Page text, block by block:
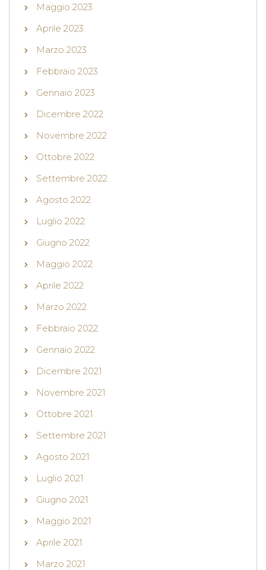
Maggio 2023
Aprile 2023
Marzo 2023
Febbraio 2023
Gennaio 2023
Dicembre 2022
Novembre 2022
Ottobre 2022
Settembre 2022
Agosto 2022
Luglio 2022
Giugno 2022
Maggio 2022
Aprile 2022
Marzo 2022
Febbraio 2022
Gennaio 2022
Dicembre 2021
Novembre 2021
Ottobre 2021
Settembre 2021
Agosto 2021
Luglio 2021
Giugno 2021
Maggio 2021
Aprile 2021
Marzo 2021